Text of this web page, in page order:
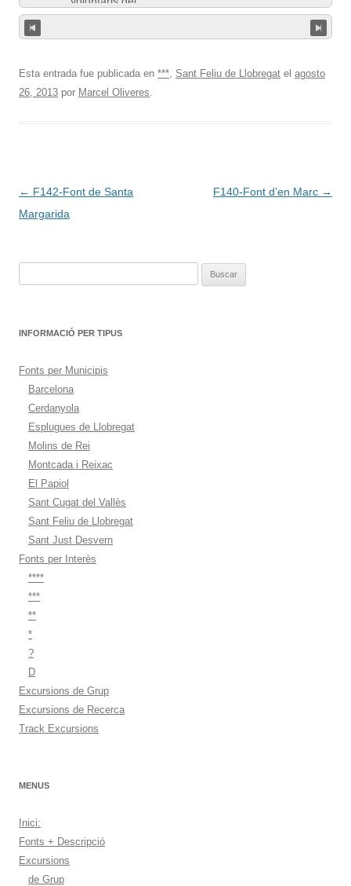
Esta entrada fue publicada en ***, Sant Feliu de Llobregat el agosto
26, 2013 por Marcel Oliveres.
Navegación
de
← F142-Font de Santa
Margarida
F140-Font d’en Marc →
INFORMACIÓ PER TIPUS
Fonts per Municipis
Barcelona
Cerdanyola
Esplugues de Llobregat
Molins de Rei
Montcada i Reixac
El Papiol
Sant Cugat del Vallès
Sant Feliu de Llobregat
Sant Just Desvern
Fonts per Interès
****
***
**
*
?
D
Excursions de Grup
Excursions de Recerca
Track Excursions
MENUS
Inici:
Fonts + Descripció
Excursions
de Grup